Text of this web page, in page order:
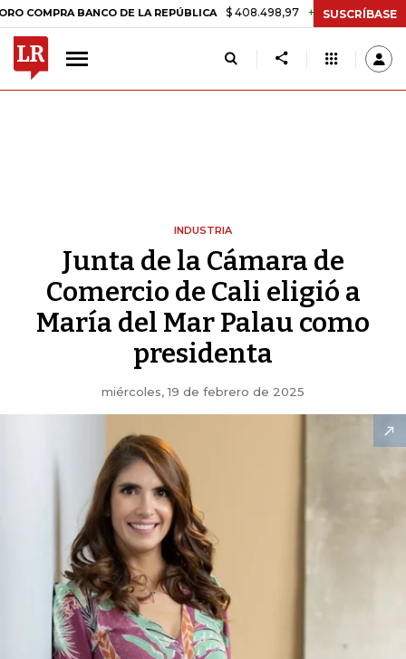
BANCO DE LA REPÚBLICA $ 408.498,97 +$ 8.753,81 +2,19%
SUSCRÍBASE
INDUSTRIA
Junta de la Cámara de
Comercio de Cali eligió a
María del Mar Palau como
presidenta
miércoles, 19 de febrero de 2025